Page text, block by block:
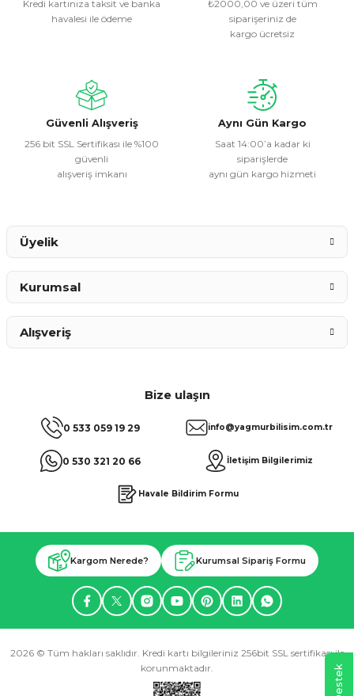
Ürün resmi kalitesiz, bozuk veya görüntülenemiyor.
Ürün fiyatı diğer sitelerden daha pahalı.
Bu ürüne benzer farklı alternatifler olmalı.
Kredi kartınıza taksit ve banka
havalesi ile ödeme
₺2000,00 ve üzeri tüm
siparişeriniz de
kargo ücretsiz
Güvenli Alışveriş
256 bit SSL Sertifikası ile %100
güvenli
alışveriş imkanı
Aynı Gün Kargo
Saat 14:00’a kadar ki
siparişlerde
aynı gün kargo hizmeti
Bize ulaşın
0 533 059 19 29
0 530 321 20 66
info@yagmurbilisim.com.tr
İletişim Bilgilerimiz
Havale Bildirim Formu
Üyelik
Kurumsal
Alışveriş
Kargom Nerede? Kurumsal Sipariş Formu
2026 © Tüm hakları saklıdır. Kredi kartı bilgileriniz 256bit SSL sertifikası ile
korunmaktadır.